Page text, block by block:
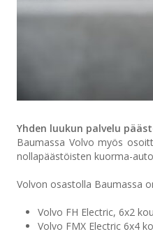
Yhden luukun palvelu
Baumassa Volvo myös
nollapäästöisten kuorma-
Volvon osastolla Baumassa
Volvo FH Electric, 6x2
Volvo FMX Electric 6x4